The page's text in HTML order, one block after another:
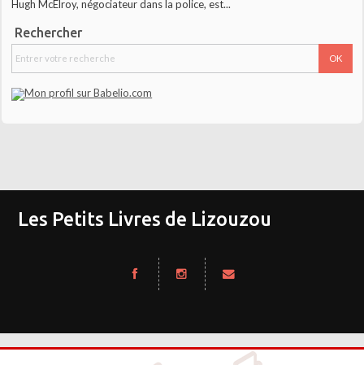
Hugh McElroy, négociateur dans la police, est...
Rechercher
Les Petits Livres de Lizouzou